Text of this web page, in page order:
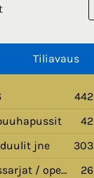
Tiliavaus
442
42
jne
303
/ opetussarjat
26